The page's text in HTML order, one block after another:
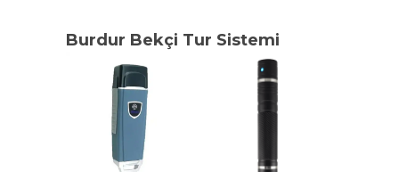
Burdur Bekçi Tur Sistemi